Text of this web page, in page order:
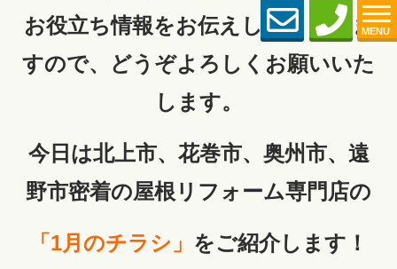
MENU
お役立ち情報をお伝えしてまいりま
すので、どうぞよろしくお願いいた
します。
今日は北上市、花巻市、奥州市、遠
野市密着の屋根リフォーム専門店の
「1月のチラシ」 をご紹介します！